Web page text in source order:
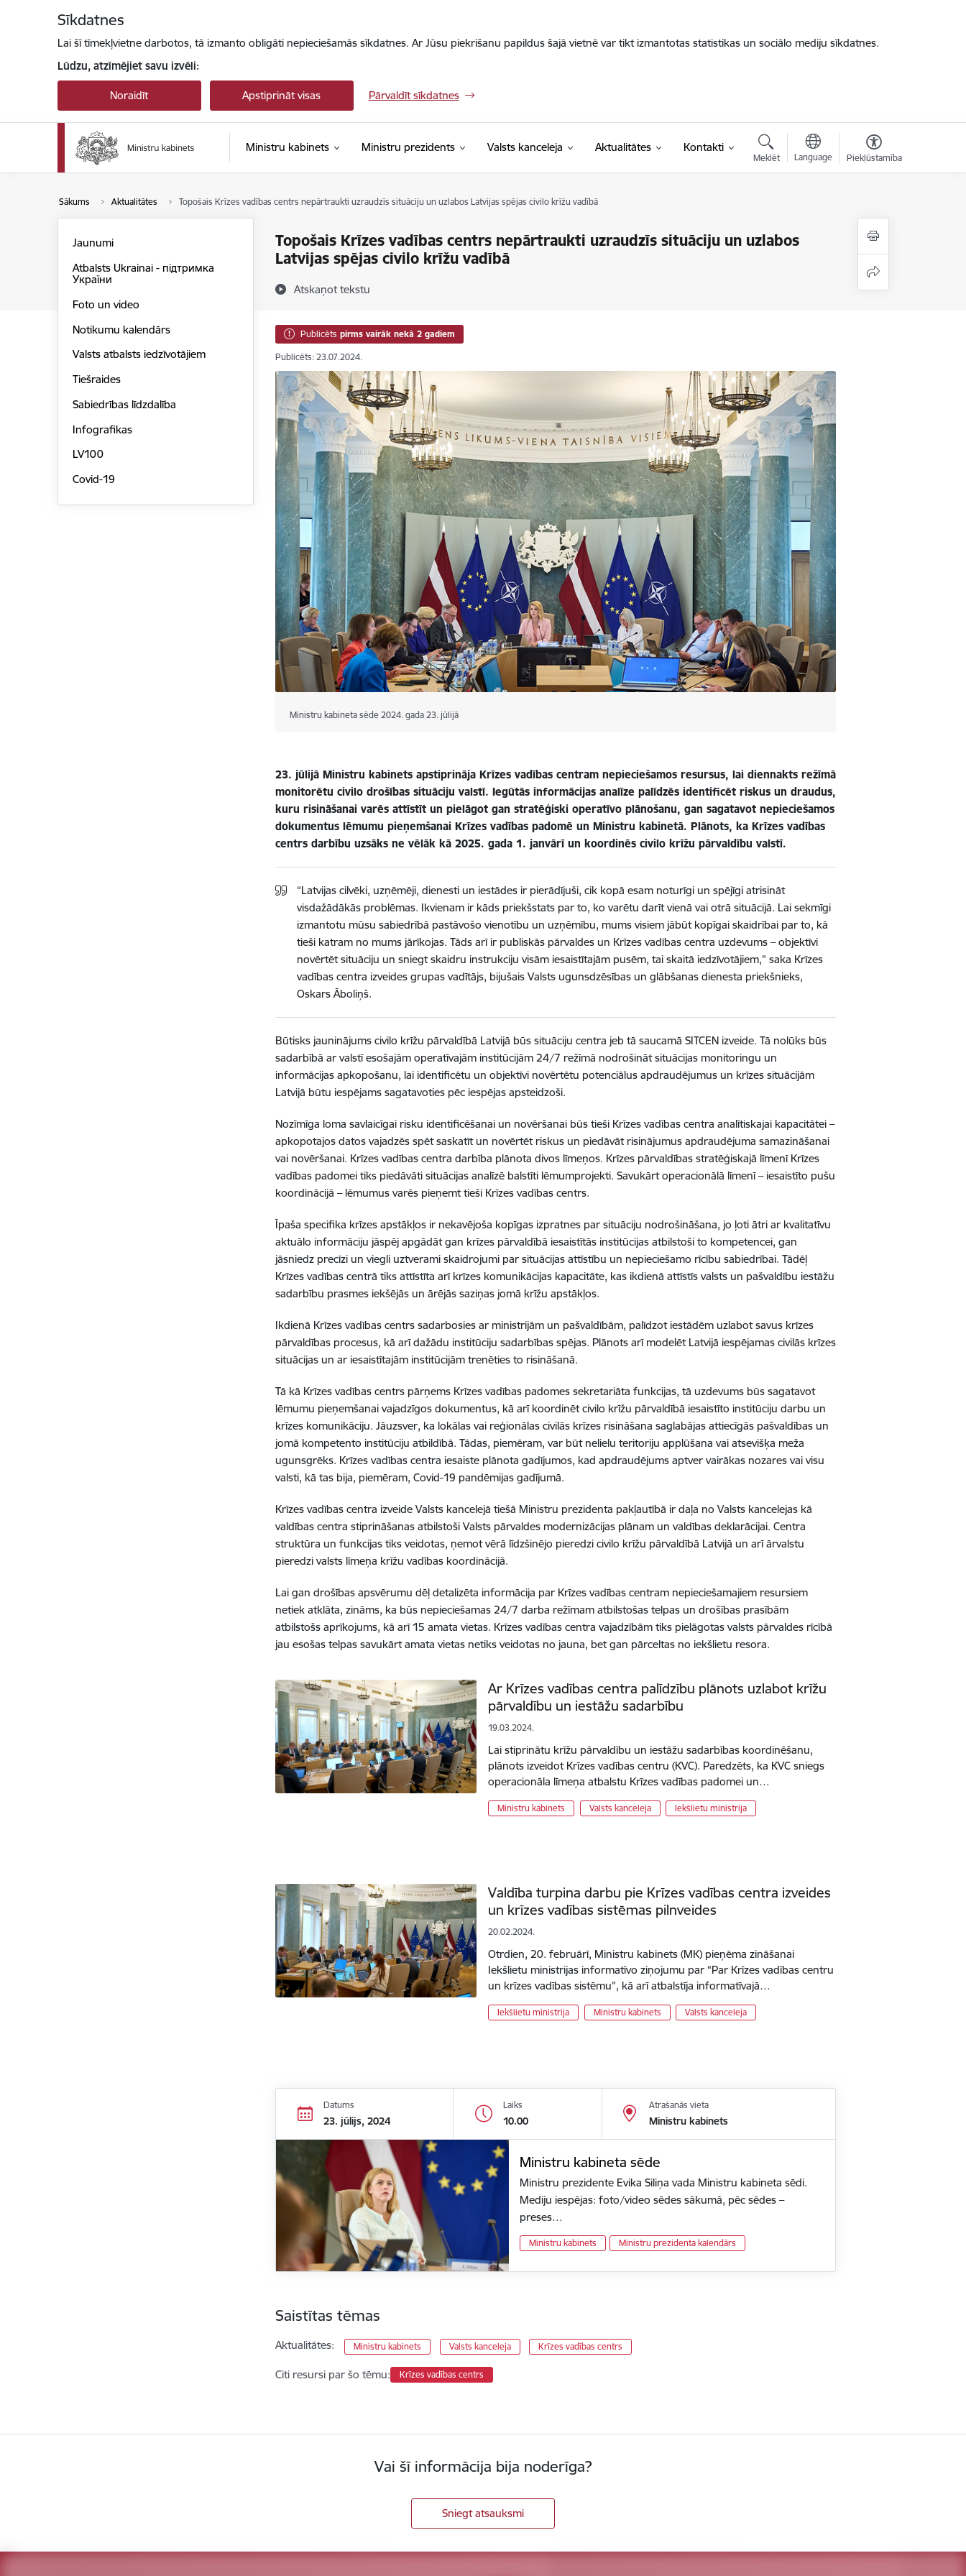
Sīkdatnes
Lai šī tīmekļvietne darbotos, tā izmanto obligāti nepieciešamās sīkdatnes. Ar Jūsu piekrišanu papildus šajā vietnē var tikt izmantotas statistikas un sociālo mediju sīkdatnes.
Lūdzu, atzīmējiet savu izvēli:
Noraidīt Apstiprināt visas Pārvaldīt sīkdatnes
Ministru kabinets Ministru prezidents Valsts kanceleja Aktualitātes Kontakti
Meklēt Language Piekļūstamība
Sākums Aktualitātes Topošais Krīzes vadības centrs nepārtraukti uzraudzīs situāciju un uzlabos Latvijas spējas civilo krīžu vadībā
Topošais Krīzes vadības centrs nepārtraukti uzraudzīs situāciju un uzlabos
Latvijas spējas civilo krīžu vadībā
Atskaņot tekstu
Jaunumi
Atbalsts Ukrainai - підтримка
України
Foto un video
Notikumu kalendārs
Valsts atbalsts iedzīvotājiem
Tiešraides
Sabiedrības līdzdalība
Infografikas
LV100
Covid-19
Publicēts pirms vairāk nekā 2 gadiem
Publicēts: 23.07.2024.
Ministru kabineta sēde 2024. gada 23. jūlijā
23. jūlijā Ministru kabinets apstiprināja Krīzes vadības centram nepieciešamos resursus, lai diennakts režīmā
monitorētu civilo drošības situāciju valstī. Iegūtās informācijas analīze palīdzēs identificēt riskus un draudus,
kuru risināšanai varēs attīstīt un pielāgot gan stratēģiski operatīvo plānošanu, gan sagatavot nepieciešamos
dokumentus lēmumu pieņemšanai Krīzes vadības padomē un Ministru kabinetā. Plānots, ka Krīzes vadības
centrs darbību uzsāks ne vēlāk kā 2025. gada 1. janvārī un koordinēs civilo krīžu pārvaldību valstī.
“Latvijas cilvēki, uzņēmēji, dienesti un iestādes ir pierādījuši, cik kopā esam noturīgi un spējīgi atrisināt
visdažādākās problēmas. Ikvienam ir kāds priekšstats par to, ko varētu darīt vienā vai otrā situācijā. Lai sekmīgi
izmantotu mūsu sabiedrībā pastāvošo vienotību un uzņēmību, mums visiem jābūt kopīgai skaidrībai par to, kā
tieši katram no mums jārīkojas. Tāds arī ir publiskās pārvaldes un Krīzes vadības centra uzdevums – objektīvi
novērtēt situāciju un sniegt skaidru instrukciju visām iesaistītajām pusēm, tai skaitā iedzīvotājiem,” saka Krīzes
vadības centra izveides grupas vadītājs, bijušais Valsts ugunsdzēsības un glābšanas dienesta priekšnieks,
Oskars Āboliņš.
Būtisks jauninājums civilo krīžu pārvaldībā Latvijā būs situāciju centra jeb tā saucamā SITCEN izveide. Tā nolūks būs
sadarbībā ar valstī esošajām operatīvajām institūcijām 24/7 režīmā nodrošināt situācijas monitoringu un
informācijas apkopošanu, lai identificētu un objektīvi novērtētu potenciālus apdraudējumus un krīzes situācijām
Latvijā būtu iespējams sagatavoties pēc iespējas apsteidzoši.
Nozīmīga loma savlaicīgai risku identificēšanai un novēršanai būs tieši Krīzes vadības centra analītiskajai kapacitātei –
apkopotajos datos vajadzēs spēt saskatīt un novērtēt riskus un piedāvāt risinājumus apdraudējuma samazināšanai
vai novēršanai. Krīzes vadības centra darbība plānota divos līmeņos. Krīzes pārvaldības stratēģiskajā līmenī Krīzes
vadības padomei tiks piedāvāti situācijas analīzē balstīti lēmumprojekti. Savukārt operacionālā līmenī – iesaistīto pušu
koordinācijā – lēmumus varēs pieņemt tieši Krīzes vadības centrs.
Īpaša specifika krīzes apstākļos ir nekavējoša kopīgas izpratnes par situāciju nodrošināšana, jo ļoti ātri ar kvalitatīvu
aktuālo informāciju jāspēj apgādāt gan krīzes pārvaldībā iesaistītās institūcijas atbilstoši to kompetencei, gan
jāsniedz precīzi un viegli uztverami skaidrojumi par situācijas attīstību un nepieciešamo rīcību sabiedrībai. Tādēļ
Krīzes vadības centrā tiks attīstīta arī krīzes komunikācijas kapacitāte, kas ikdienā attīstīs valsts un pašvaldību iestāžu
sadarbību prasmes iekšējās un ārējās saziņas jomā krīžu apstākļos.
Ikdienā Krīzes vadības centrs sadarbosies ar ministrijām un pašvaldībām, palīdzot iestādēm uzlabot savus krīzes
pārvaldības procesus, kā arī dažādu institūciju sadarbības spējas. Plānots arī modelēt Latvijā iespējamas civilās krīzes
situācijas un ar iesaistītajām institūcijām trenēties to risināšanā.
Tā kā Krīzes vadības centrs pārņems Krīzes vadības padomes sekretariāta funkcijas, tā uzdevums būs sagatavot
lēmumu pieņemšanai vajadzīgos dokumentus, kā arī koordinēt civilo krīžu pārvaldībā iesaistīto institūciju darbu un
krīzes komunikāciju. Jāuzsver, ka lokālas vai reģionālas civilās krīzes risināšana saglabājas attiecīgās pašvaldības un
jomā kompetento institūciju atbildībā. Tādas, piemēram, var būt nelielu teritoriju applūšana vai atsevišķa meža
ugunsgrēks. Krīzes vadības centra iesaiste plānota gadījumos, kad apdraudējums aptver vairākas nozares vai visu
valsti, kā tas bija, piemēram, Covid-19 pandēmijas gadījumā.
Krīzes vadības centra izveide Valsts kancelejā tiešā Ministru prezidenta pakļautībā ir daļa no Valsts kancelejas kā
valdības centra stiprināšanas atbilstoši Valsts pārvaldes modernizācijas plānam un valdības deklarācijai. Centra
struktūra un funkcijas tiks veidotas, ņemot vērā līdzšinējo pieredzi civilo krīžu pārvaldībā Latvijā un arī ārvalstu
pieredzi valsts līmeņa krīžu vadības koordinācijā.
Lai gan drošības apsvērumu dēļ detalizēta informācija par Krīzes vadības centram nepieciešamajiem resursiem
netiek atklāta, zināms, ka būs nepieciešamas 24/7 darba režīmam atbilstošas telpas un drošības prasībām
atbilstošs aprīkojums, kā arī 15 amata vietas. Krīzes vadības centra vajadzībām tiks pielāgotas valsts pārvaldes rīcībā
jau esošas telpas savukārt amata vietas netiks veidotas no jauna, bet gan pārceltas no iekšlietu resora.
Ar Krīzes vadības centra palīdzību plānots uzlabot krīžu
pārvaldību un iestāžu sadarbību
19.03.2024.
Lai stiprinātu krīžu pārvaldību un iestāžu sadarbības koordinēšanu,
plānots izveidot Krīzes vadības centru (KVC). Paredzēts, ka KVC sniegs
operacionāla līmeņa atbalstu Krīzes vadības padomei un…
Ministru kabinets Valsts kanceleja Iekšlietu ministrija
Valdība turpina darbu pie Krīzes vadības centra izveides
un krīzes vadības sistēmas pilnveides
20.02.2024.
Otrdien, 20. februārī, Ministru kabinets (MK) pieņēma zināšanai
Iekšlietu ministrijas informatīvo ziņojumu par “Par Krīzes vadības centru
un krīzes vadības sistēmu”, kā arī atbalstīja informatīvajā…
Iekšlietu ministrija Ministru kabinets Valsts kanceleja
Datums
23. jūlijs, 2024
Laiks
10.00
Atrašanās vieta
Ministru kabinets
Ministru kabineta sēde
Ministru prezidente Evika Siliņa vada Ministru kabineta sēdi.
Mediju iespējas: foto/video sēdes sākumā, pēc sēdes –
preses…
Ministru kabinets Ministru prezidenta kalendārs
Saistītas tēmas
Aktualitātes: Ministru kabinets Valsts kanceleja Krīzes vadības centrs
Citi resursi par šo tēmu: Krīzes vadības centrs
Vai šī informācija bija noderīga?
Sniegt atsauksmi